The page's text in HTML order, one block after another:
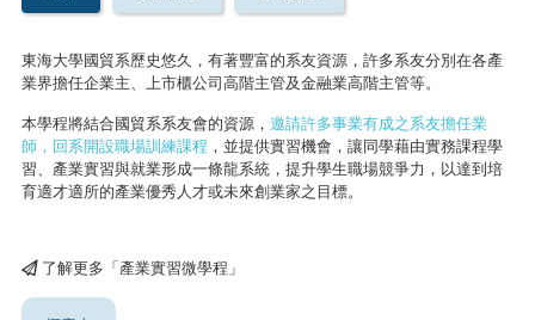
東海大學國貿系歷史悠久，有著豐富的系友資源，許多系友分別在各產
業界擔任企業主、上市櫃公司高階主管及金融業高階主管等。
本學程將結合國貿系系友會的資源， 邀請許多事業有成之系友擔任業
師，回系開設職場訓練課程 ，並提供實習機會，讓同學藉由實務課程學
習、產業實習與就業形成一條龍系統，提升學生職場競爭力，以達到培
育適才適所的產業優秀人才或未來創業家之目標。
了解更多「產業實習微學程」